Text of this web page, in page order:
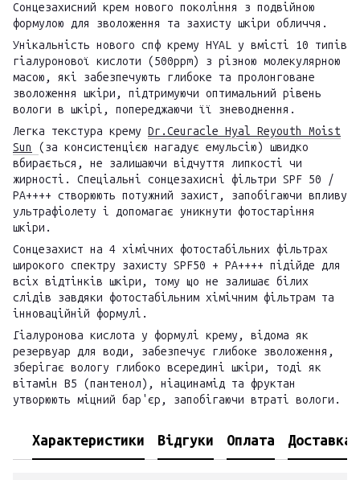
Сонцезахисний крем нового покоління з подвійною
формулою для зволоження та захисту шкіри обличчя.
Унікальність нового спф крему HYAL у вмісті 10 типів
гіалуронової кислоти (500ppm) з різною молекулярною
масою, які забезпечують глибоке та пролонговане
зволоження шкіри, підтримуючи оптимальний рівень
вологи в шкірі, попереджаючи її зневоднення.
Легка текстура крему Dr.Ceuracle Hyal Reyouth Moist
Sun
(за консистенцією нагадує емульсію) швидко
вбирається, не залишаючи відчуття липкості чи
жирності. Спеціальні сонцезахисні фільтри SPF 50 /
PA++++ створюють потужний захист, запобігаючи впливу
ультрафіолету і допомагає уникнути фотостаріння
шкіри.
Сонцезахист на 4 хімічних фотостабільних фільтрах
широкого спектру захисту SPF50 + PA++++ підійде для
всіх відтінків шкіри, тому що не залишає білих
слідів завдяки фотостабільним хімічним фільтрам та
інноваційній формулі.
Гіалуронова кислота у формулі крему, відома як
резервуар для води, забезпечує глибоке зволоження,
зберігає вологу глибоко всередині шкіри, тоді як
вітамін B5 (пантенол), ніацинамід та фруктан
утворюють міцний бар'єр, запобігаючи втраті вологи.
Характеристики Відгуки Оплата Доставка